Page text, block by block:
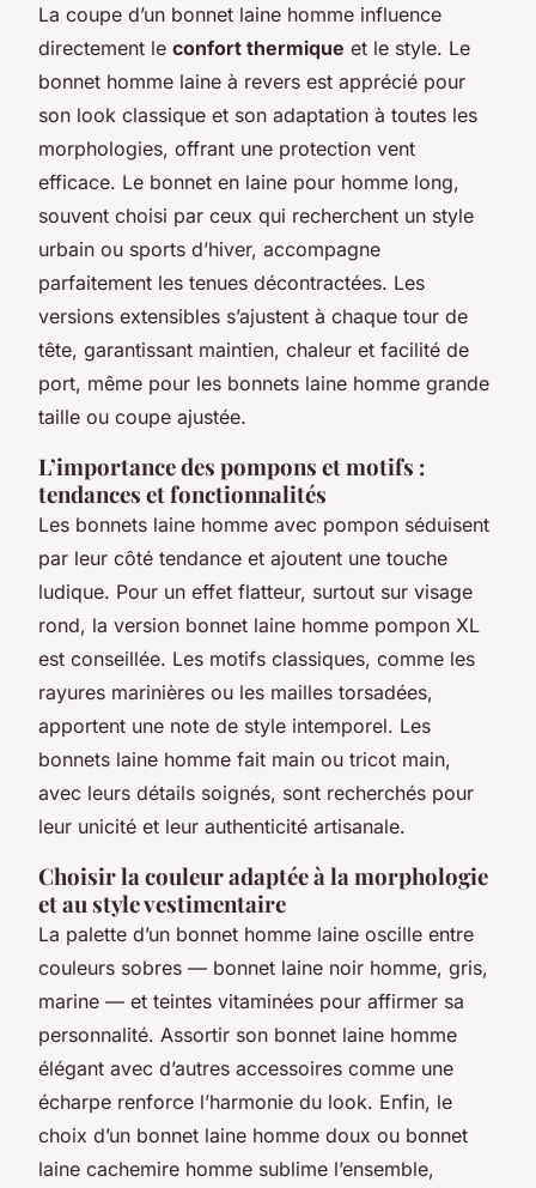
La coupe d’un bonnet laine homme influence
directement le confort thermique et le style. Le
bonnet homme laine à revers est apprécié pour
son look classique et son adaptation à toutes les
morphologies, offrant une protection vent
efficace. Le bonnet en laine pour homme long,
souvent choisi par ceux qui recherchent un style
urbain ou sports d’hiver, accompagne
parfaitement les tenues décontractées. Les
versions extensibles s’ajustent à chaque tour de
tête, garantissant maintien, chaleur et facilité de
port, même pour les bonnets laine homme grande
taille ou coupe ajustée.
L’importance des pompons et motifs :
tendances et fonctionnalités
Les bonnets laine homme avec pompon séduisent
par leur côté tendance et ajoutent une touche
ludique. Pour un effet flatteur, surtout sur visage
rond, la version bonnet laine homme pompon XL
est conseillée. Les motifs classiques, comme les
rayures marinières ou les mailles torsadées,
apportent une note de style intemporel. Les
bonnets laine homme fait main ou tricot main,
avec leurs détails soignés, sont recherchés pour
leur unicité et leur authenticité artisanale.
Choisir la couleur adaptée à la morphologie
et au style vestimentaire
La palette d’un bonnet homme laine oscille entre
couleurs sobres — bonnet laine noir homme, gris,
marine — et teintes vitaminées pour affirmer sa
personnalité. Assortir son bonnet laine homme
élégant avec d’autres accessoires comme une
écharpe renforce l’harmonie du look. Enfin, le
choix d’un bonnet laine homme doux ou bonnet
laine cachemire homme sublime l’ensemble,